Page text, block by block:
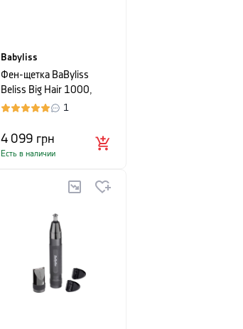
Babyliss
Фен-щетка BaByliss
Beliss Big Hair 1000,
мощность 1000 Вт,
1
4 099 грн
Есть в наличии